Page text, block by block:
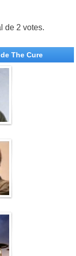
de 2 votes.
The Cure